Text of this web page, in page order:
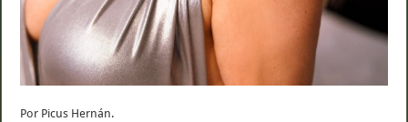
Por Picus Hernán.